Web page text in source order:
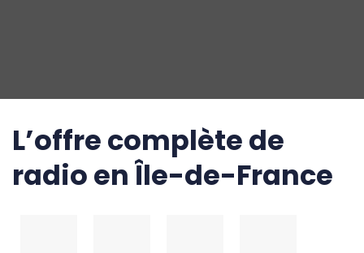
L’offre complète de
radio en Île-de-France